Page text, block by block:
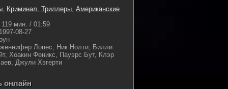
, Криминал, Триллеры, Американские
119 мин. / 01:59
08-27
Лопес, Ник Нолти, Билли
Хоакин Феникс, Пауэрс Бут, Клэр
Джули Хэгерти
онлайн